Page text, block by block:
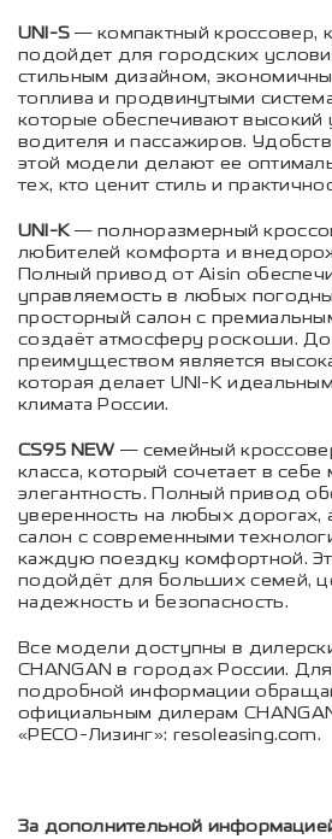
UNI-S — компактный кроссовер,
подойдет для городских
стильным дизайном,
топлива и продвинутыми
которые обеспечивают
водителя и пассажиров.
этой модели делают ее
тех, кто ценит стиль и
UNI-K— полноразмерный
любителей комфорта и
Полный привод от Aisin
управляемость в любых
просторный салон с
создаёт атмосферу роскоши.
преимуществом является
которая делает UNI-K
климата России.
CS95 NEW — семейный
класса, который сочетает в
элегантность. Полный привод
уверенность на любых дорогах,
салон с современными
каждую поездку комфортной.
подойдёт для больших семей,
надежность и безопасность.
Все модели доступны в
CHANGAN в городах России.
подробной информации
официальным дилерам
«РЕСО-Лизинг»: resoleasing.com.
За дополнительной